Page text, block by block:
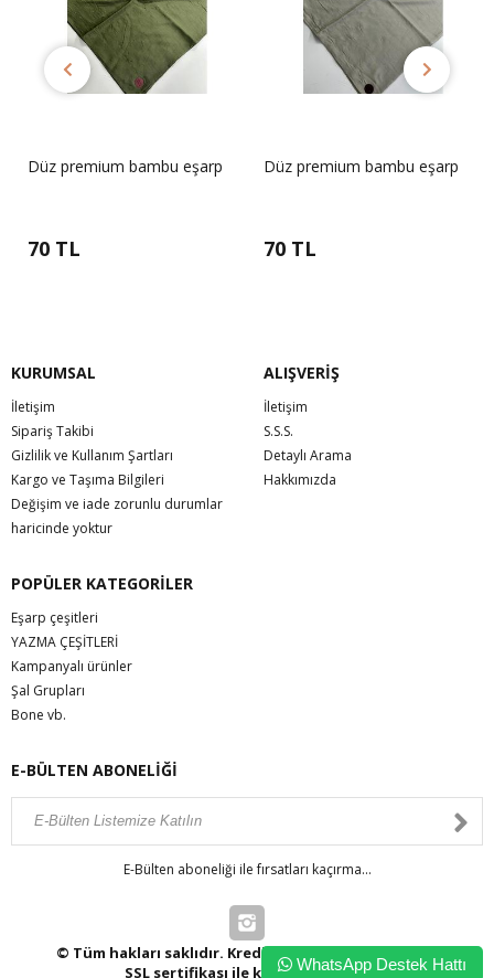
Düz premium bambu eşarp
70 TL
Düz premium bambu eşarp
70 TL
KURUMSAL
İletişim
Sipariş Takibi
Gizlilik ve Kullanım Şartları
Kargo ve Taşıma Bilgileri
Değişim ve iade zorunlu durumlar
haricinde yoktur
ALIŞVERİŞ
İletişim
S.S.S.
Detaylı Arama
Hakkımızda
POPÜLER KATEGORİLER
Eşarp çeşitleri
YAZMA ÇEŞİTLERİ
Kampanyalı ürünler
Şal Grupları
Bone vb.
E-BÜLTEN ABONELİĞİ
E-Bülten aboneliği ile fırsatları kaçırma...
© Tüm hakları saklıdır. Kredi kartı bilgileriniz 256bit
SSL sertifikası ile korunmaktadır.WhatsApp Destek Hattı